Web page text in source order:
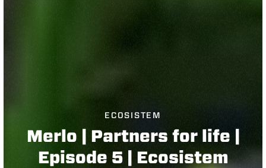
ECOSISTEM
Merlo | Partners for life |
Episode 5 | Ecosistem